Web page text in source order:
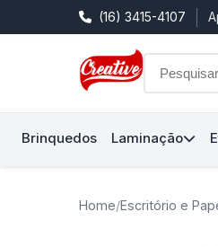
(16) 3415-4107
Brinquedos Laminação
Home/Escritório e